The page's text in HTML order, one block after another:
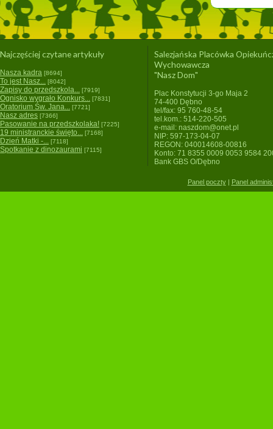
Najczęściej czytane artykuły
Nasza kadra [8694]
To jest Nasz... [8042]
Zapisy do przedszkola... [7919]
Ognisko wygrało Konkurs... [7831]
Oratorium Św. Jana... [7721]
Nasz adres [7366]
Pasowanie na przedszkolaka! [7225]
19 ministranckie święto... [7168]
Dzień Matki -... [7118]
Spotkanie z dinozaurami [7115]
Salezjańska Placówka
Wychowawcza
"Nasz Dom"
Plac Konstytucji 3-go Maja 2
74-400 Dębno
tel/fax: 95 760-48-54
tel.kom.: 514-220-505
e-mail: naszdom@onet.pl
NIP: 597-173-04-07
REGON: 040014608-00816
Konto: 71 8355 0009 0053 9584
Bank GBS O/Dębno
Panel poczty| Panel